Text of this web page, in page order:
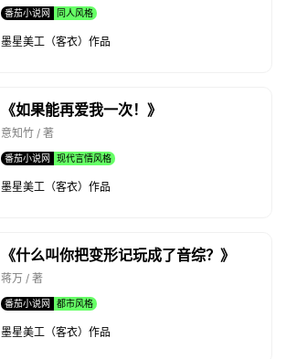
番茄小说网 同人风格
墨星美工（客衣）作品
《如果能再爱我一次！》
意知竹 / 著
番茄小说网 现代言情风格
墨星美工（客衣）作品
《什么叫你把变形记玩成了音综？》
蒋万 / 著
番茄小说网 都市风格
墨星美工（客衣）作品